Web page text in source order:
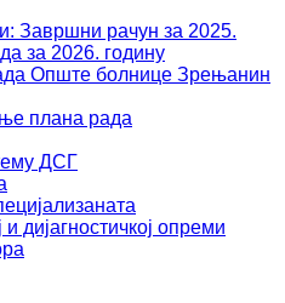
Завршни рачун за 2025.
за 2026. годину
Опште болнице Зрењанин
плана рада
ДСГ
дијагностичкој опреми